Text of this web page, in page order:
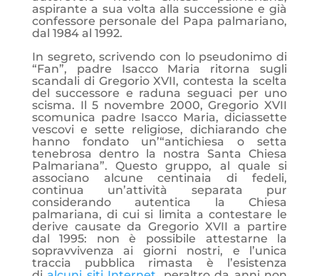
aspirante a sua volta alla successione e già
confessore personale del Papa palmariano,
dal 1984 al 1992.
In segreto, scrivendo con lo pseudonimo di
“Fan”, padre Isacco Maria ritorna sugli
scandali di Gregorio XVII, contesta la scelta
del successore e raduna seguaci per uno
scisma. Il 5 novembre 2000, Gregorio XVII
scomunica padre Isacco Maria, diciassette
vescovi e sette religiose, dichiarando che
hanno fondato un’“antichiesa o setta
tenebrosa dentro la nostra Santa Chiesa
Palmariana”. Questo gruppo, al quale si
associano alcune centinaia di fedeli,
continua un’attività separata pur
considerando autentica la Chiesa
palmariana, di cui si limita a contestare le
derive causate da Gregorio XVII a partire
dal 1995: non è possibile attestarne la
sopravvivenza ai giorni nostri, e l’unica
traccia pubblica rimasta è l’esistenza